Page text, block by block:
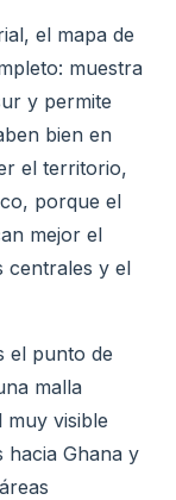
el mapa de
muestra
y permite
bien en
el territorio,
porque el
mejor el
centrales y el
el punto de
malla
muy visible
hacia Ghana y